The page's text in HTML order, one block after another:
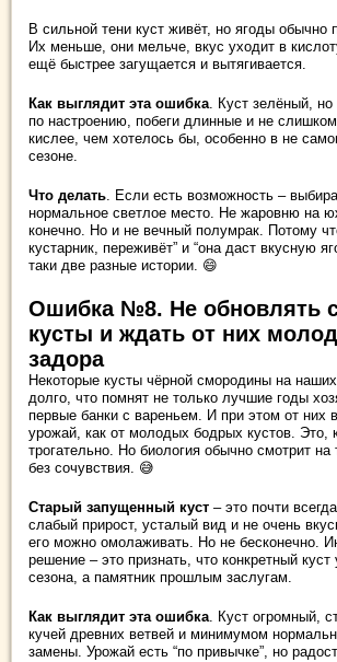
В сильной тени куст живёт, но ягоды обычно
Их меньше, они мельче, вкус уходит в
ещё быстрее загущается и вытягивается.
Как выглядит эта ошибка. Куст зелёный, но
по настроению, побеги длинные и не
кислее, чем хотелось бы, особенно в не
сезоне.
Что делать. Если есть возможность –
нормальное светлое место. Не жаровню на
конечно. Но и не вечный полумрак. Потому
кустарник, переживёт” и “она даст вкусную
таки две разные истории. 😄
Ошибка №8. Не обновлять
кусты и ждать от них
задора
Некоторые кусты чёрной смородины на
долго, что помнят не только лучшие годы
первые банки с вареньем. И при этом от них
урожай, как от молодых бодрых кустов. Это,
трогательно. Но биология обычно смотрит на
без сочувствия. 😅
Старый запущенный куст – это почти
слабый прирост, усталый вид и не очень
его можно омолаживать. Но не бесконечно.
решение – это признать, что конкретный куст
сезона, а памятник прошлым заслугам.
Как выглядит эта ошибка. Куст огромный,
кучей древних ветвей и минимумом
замены. Урожай есть “по привычке”, но